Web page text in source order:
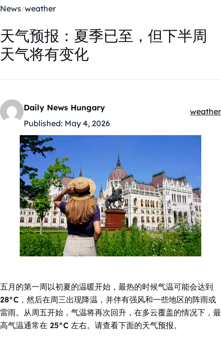
News weather
天气预报：夏季已至，但下半周
天气将有变化
Daily News Hungary
Published: May 4, 2026
weather
五月的第一周以初夏的温暖开始，最热的时候气温可能会达到
28°C，然后在周三出现降温，并伴有强风和一些地区的阵雨或
雷雨。从周五开始，气温将再次回升，在多云覆盖的情况下，最
高气温通常在 25°C 左右。请查看下面的天气预报。